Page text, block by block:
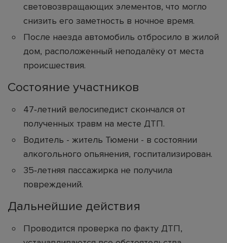
световозвращающих элементов, что могло
снизить его заметность в ночное время.
После наезда автомобиль отбросило в жилой
дом, расположенный неподалёку от места
происшествия.
Состояние участников
47‑летний велосипедист скончался от
полученных травм на месте ДТП.
Водитель - житель Тюмени - в состоянии
алкогольного опьянения, госпитализирован.
35‑летняя пассажирка не получила
повреждений.
Дальнейшие действия
Проводится проверка по факту ДТП,